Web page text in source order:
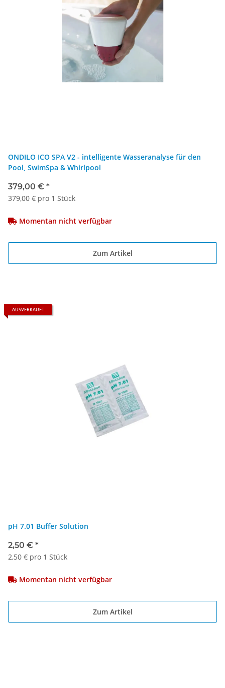
ONDILO ICO SPA V2 - intelligente Wasseranalyse für den
Pool, SwimSpa & Whirlpool
379,00 € *
379,00 € pro 1 Stück
Momentan nicht verfügbar
Zum Artikel
AUSVERKAUFT
pH 7.01 Buffer Solution
2,50 € *
2,50 € pro 1 Stück
Momentan nicht verfügbar
Zum Artikel